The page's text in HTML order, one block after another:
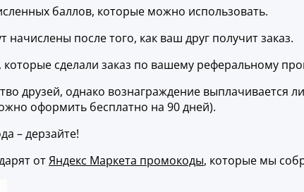
баллов, которые можно использовать.
после того, как ваш друг получит заказ.
которые сделали заказ по вашему реферальному
друзей, однако вознаграждение выплачивается
оформить бесплатно на 90 дней).
– дерзайте!
отЯндекс Маркета промокоды, которые мы